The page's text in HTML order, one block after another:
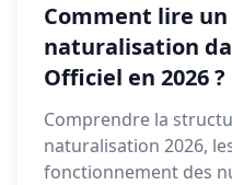
Comment lire
naturalisation
Officiel en 2026 ?
Comprendre la
naturalisation 2026,
fonctionnement des